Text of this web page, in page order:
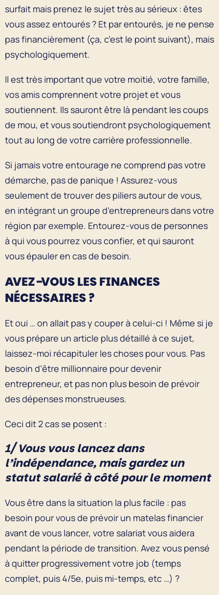
surfait mais prenez le sujet très au sérieux : êtes
vous assez entourés ? Et par entourés, je ne pense
pas financièrement (ça, c’est le point suivant), mais
psychologiquement.
Il est très important que votre moitié, votre famille,
vos amis comprennent votre projet et vous
soutiennent. Ils sauront être là pendant les coups
de mou, et vous soutiendront psychologiquement
tout au long de votre carrière professionnelle.
Si jamais votre entourage ne comprend pas votre
démarche, pas de panique ! Assurez-vous
seulement de trouver des piliers autour de vous,
en intégrant un groupe d’entrepreneurs dans votre
région par exemple. Entourez-vous de personnes
à qui vous pourrez vous confier, et qui sauront
vous épauler en cas de besoin.
AVEZ-VOUS LES FINANCES
NÉCESSAIRES ?
Et oui … on allait pas y couper à celui-ci ! Même si je
vous prépare un article plus détaillé à ce sujet,
laissez-moi récapituler les choses pour vous. Pas
besoin d’être millionnaire pour devenir
entrepreneur, et pas non plus besoin de prévoir
des dépenses monstrueuses.
Ceci dit 2 cas se posent :
1/ Vous vous lancez dans
l’indépendance, mais gardez un
statut salarié à côté pour le moment
Vous être dans la situation la plus facile : pas
besoin pour vous de prévoir un matelas financier
avant de vous lancer, votre salariat vous aidera
pendant la période de transition. Avez vous pensé
à quitter progressivement votre job (temps
complet, puis 4/5e, puis mi-temps, etc …) ?